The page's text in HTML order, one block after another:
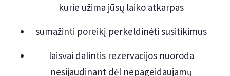
kurie užima jūsų laiko atkarpas
sumažinti poreikį perkeldinėti susitikimus
laisvai dalintis rezervacijos nuoroda
nesijaudinant dėl nepageidaujamų